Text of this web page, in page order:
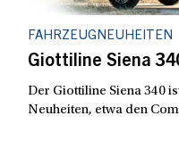
FAHRZEUGNEUHEITEN
Giottiline Siena
Der Giottiline Siena 340
Neuheiten, etwa den